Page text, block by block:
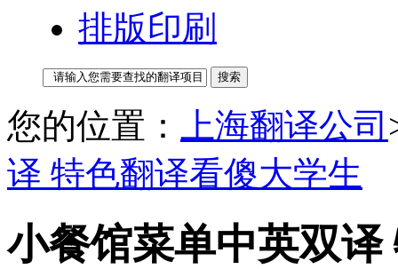
排版印刷
您的位置： 上海翻译公司
译 特色翻译看傻大学生
小餐馆菜单中英双